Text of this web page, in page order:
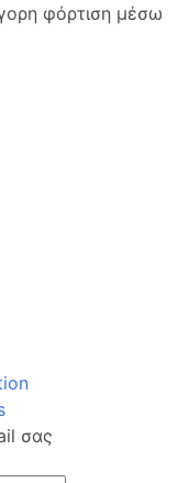
φόρτιση μέσω
σας